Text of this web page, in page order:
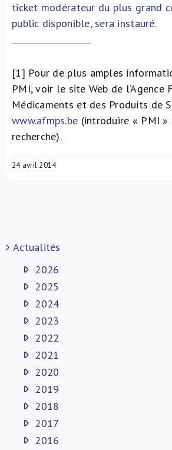
ticket modérateur du plus grand
public disponible, sera instauré.
[1] Pour de plus amples
PMI, voir le site Web de l’Agence
Médicaments et des Produits de
www.afmps.be (introduire « PMI »
recherche).
24 avril 2014
Actualités
2026
2025
2024
2023
2022
2021
2020
2019
2018
2017
2016